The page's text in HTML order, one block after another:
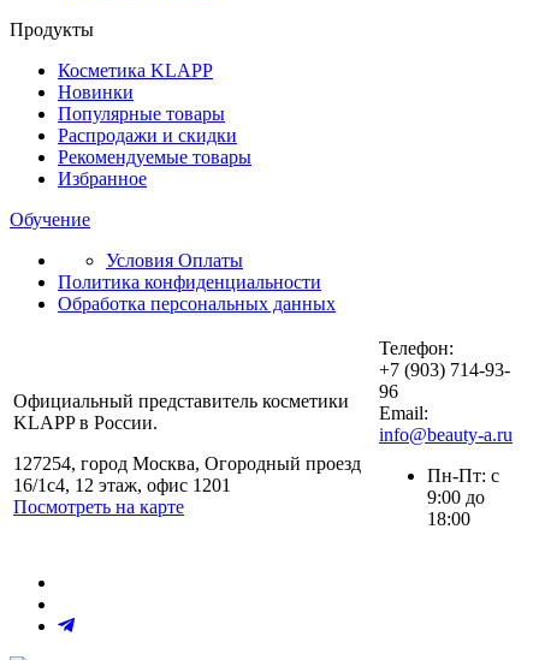
Продукты
Косметика KLAPP
Новинки
Популярные товары
Распродажи и скидки
Рекомендуемые товары
Избранное
Обучение
Условия Оплаты
Политика конфиденциальности
Обработка персональных данных
Официальный представитель косметики
KLAPP в России.
127254, город Москва, Огородный проезд
16/1с4, 12 этаж, офис 1201
Посмотреть на карте
Телефон:
+7 (903) 714-93-
96
Email:
info@beauty-a.ru
Пн-Пт: с
9:00 до
18:00